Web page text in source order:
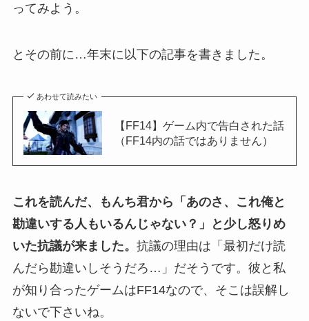
ってみよう。
とその前に…年末に以下の記事を書きました。
あわせて読みたい
【FF14】ゲーム内で告白された話
（FF14内の話ではありません）
これを読んだ、もんち君から「あのさ、これ俺と
勘違いする人もいるんじゃない？」と少し怒りめ
いた抗議が来ました。 抗議の理由は「最初だけ読
んだら勘違いしそうだろ…」だそうです。彼と私
が知り合ったゲームはFF14なので、そこは誤解し
ないで下さいね。